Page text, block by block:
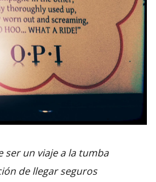
ser un viaje a la tumba
de llegar seguros